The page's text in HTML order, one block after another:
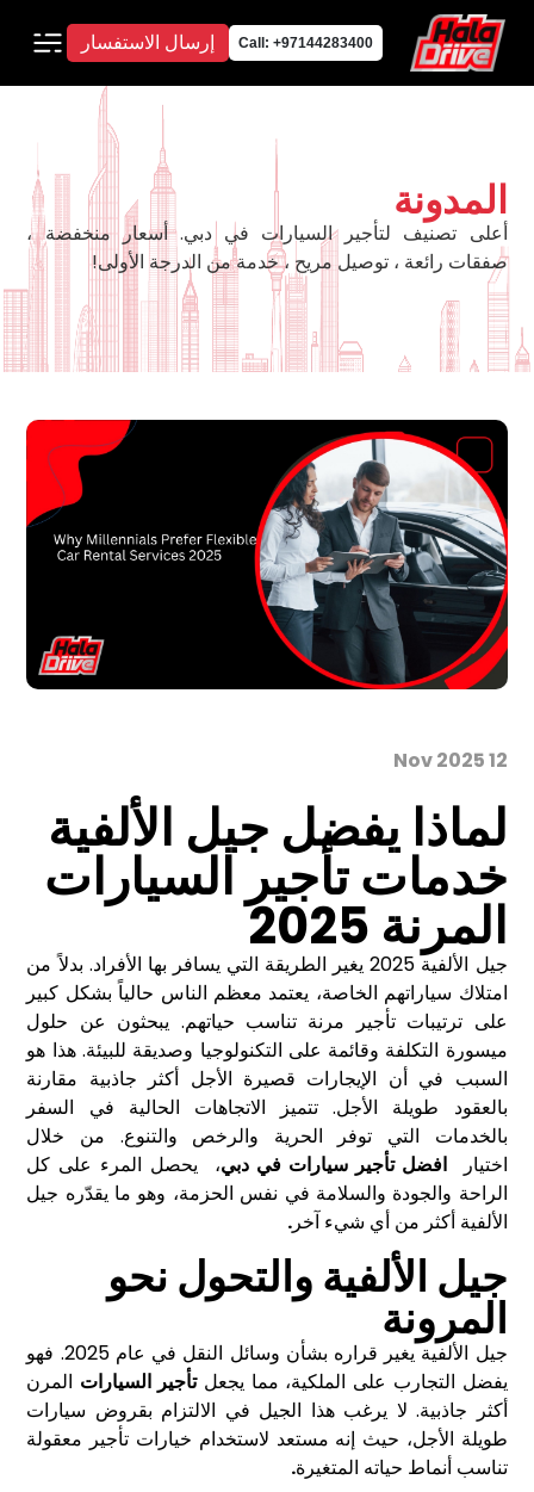
Call: +97144283400 إرسال الاستفسار
المدونة
أعلى تصنيف لتأجير السيارات في دبي. أسعار منخفضة ،
صفقات رائعة ، توصيل مريح ، خدمة من الدرجة الأولى!
12 Nov 2025
لماذا يفضل جيل الألفية
خدمات تأجير السيارات
المرنة 2025
جيل الألفية 2025 يغير الطريقة التي يسافر بها الأفراد. بدلاً من
امتلاك سياراتهم الخاصة، يعتمد معظم الناس حالياً بشكل كبير
على ترتيبات تأجير مرنة تناسب حياتهم. يبحثون عن حلول
ميسورة التكلفة وقائمة على التكنولوجيا وصديقة للبيئة. هذا هو
السبب في أن الإيجارات قصيرة الأجل أكثر جاذبية مقارنة
بالعقود طويلة الأجل. تتميز الاتجاهات الحالية في السفر
بالخدمات التي توفر الحرية والرخص والتنوع. من خلال
اختيارافضل تأجير سيارات في دبي، يحصل المرء على كل
الراحة والجودة والسلامة في نفس الحزمة، وهو ما يقدّره جيل
الألفية أكثر من أي شيء آخر.
جيل الألفية والتحول نحو
المرونة
جيل الألفية يغير قراره بشأن وسائل النقل في عام 2025. فهو
يفضل التجارب على الملكية، مما يجعلتأجير السيارات المرن
أكثر جاذبية. لا يرغب هذا الجيل في الالتزام بقروض سيارات
طويلة الأجل، حيث إنه مستعد لاستخدام خيارات تأجير معقولة
تناسب أنماط حياته المتغيرة.